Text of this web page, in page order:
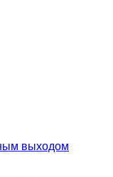
выходом